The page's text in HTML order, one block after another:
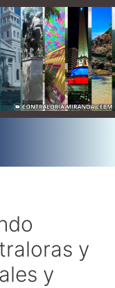
y
y